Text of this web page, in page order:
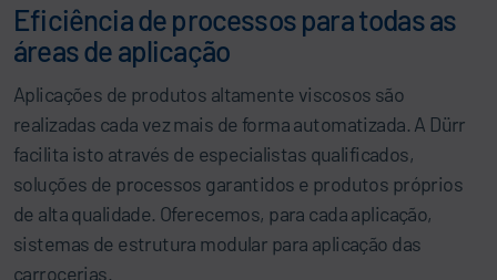
Eficiência de processos para todas as
áreas de aplicação
Aplicações de produtos altamente viscosos são
realizadas cada vez mais de forma automatizada. A Dürr
facilita isto através de especialistas qualificados,
soluções de processos garantidos e produtos próprios
de alta qualidade. Oferecemos, para cada aplicação,
sistemas de estrutura modular para aplicação das
carrocerias.